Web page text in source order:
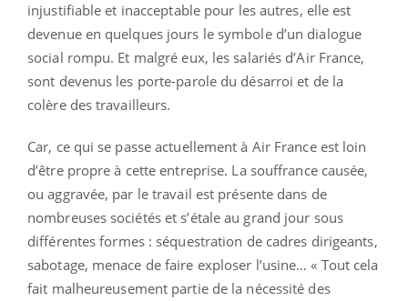
injustifiable et inacceptable pour les autres, elle est
devenue en quelques jours le symbole d’un dialogue
social rompu. Et malgré eux, les salariés d’Air France,
sont devenus les porte-parole du désarroi et de la
colère des travailleurs.
Car, ce qui se passe actuellement à Air France est loin
d’être propre à cette entreprise. La souffrance causée,
ou aggravée, par le travail est présente dans de
nombreuses sociétés et s’étale au grand jour sous
différentes formes : séquestration de cadres dirigeants,
sabotage, menace de faire exploser l’usine… « Tout cela
fait malheureusement partie de la nécessité des